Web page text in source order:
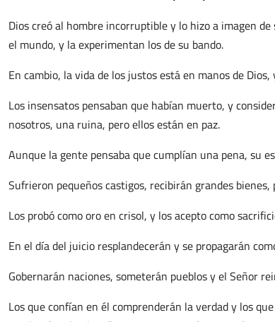
Dios creó al hombre incorruptible y lo hizo a imagen
el mundo, y la experimentan los de su bando.
En cambio, la vida de los justos está en manos de
Los insensatos pensaban que habían muerto, y
nosotros, una ruina, pero ellos están en paz.
Aunque la gente pensaba que cumplían una pena, su
Sufrieron pequeños castigos, recibirán grandes
Los probó como oro en crisol, y los acepto como
En el día del juicio resplandecerán y se propagarán
Gobernarán naciones, someterán pueblos y el Señor
Los que confían en él comprenderán la verdad y los